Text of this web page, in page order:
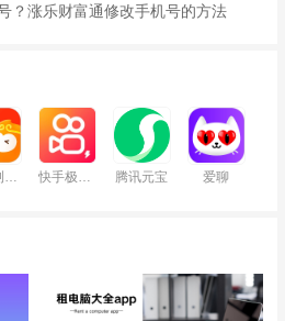
？涨乐财富通修改手机号的方法
悟空浏览器 快手极速版 腾讯元宝 爱聊